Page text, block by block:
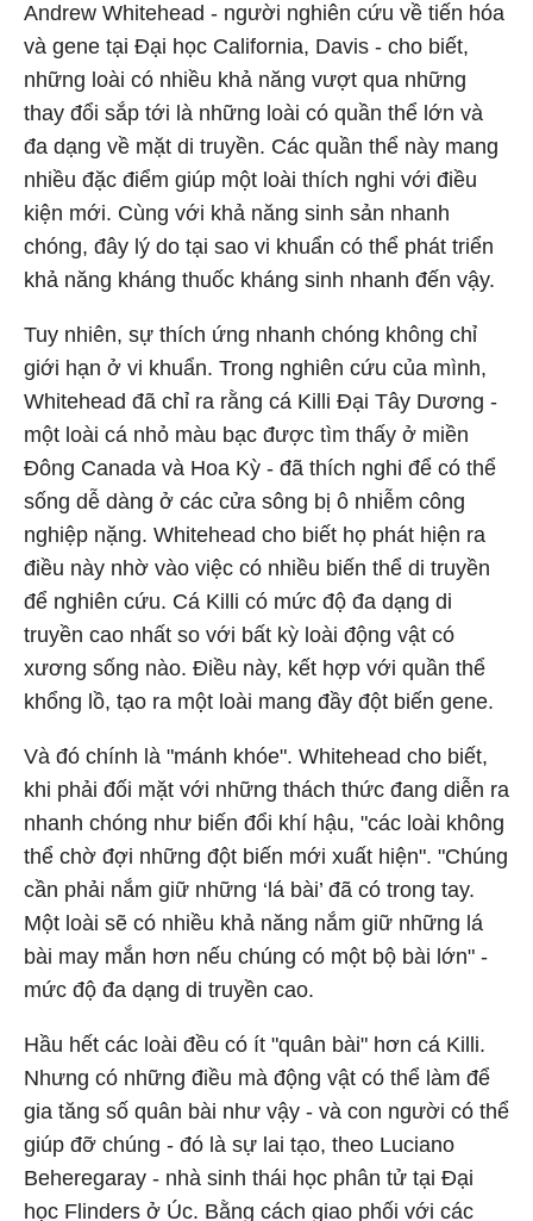
Andrew Whitehead - người nghiên cứu về tiến hóa
và gene tại Đại học California, Davis - cho biết,
những loài có nhiều khả năng vượt qua những
thay đổi sắp tới là những loài có quần thể lớn và
đa dạng về mặt di truyền. Các quần thể này mang
nhiều đặc điểm giúp một loài thích nghi với điều
kiện mới. Cùng với khả năng sinh sản nhanh
chóng, đây lý do tại sao vi khuẩn có thể phát triển
khả năng kháng thuốc kháng sinh nhanh đến vậy.
Tuy nhiên, sự thích ứng nhanh chóng không chỉ
giới hạn ở vi khuẩn. Trong nghiên cứu của mình,
Whitehead đã chỉ ra rằng cá Killi Đại Tây Dương -
một loài cá nhỏ màu bạc được tìm thấy ở miền
Đông Canada và Hoa Kỳ - đã thích nghi để có thể
sống dễ dàng ở các cửa sông bị ô nhiễm công
nghiệp nặng. Whitehead cho biết họ phát hiện ra
điều này nhờ vào việc có nhiều biến thể di truyền
để nghiên cứu. Cá Killi có mức độ đa dạng di
truyền cao nhất so với bất kỳ loài động vật có
xương sống nào. Điều này, kết hợp với quần thể
khổng lồ, tạo ra một loài mang đầy đột biến gene.
Và đó chính là "mánh khóe". Whitehead cho biết,
khi phải đối mặt với những thách thức đang diễn ra
nhanh chóng như biến đổi khí hậu, "các loài không
thể chờ đợi những đột biến mới xuất hiện". "Chúng
cần phải nắm giữ những ‘lá bài’ đã có trong tay.
Một loài sẽ có nhiều khả năng nắm giữ những lá
bài may mắn hơn nếu chúng có một bộ bài lớn" -
mức độ đa dạng di truyền cao.
Hầu hết các loài đều có ít "quân bài" hơn cá Killi.
Nhưng có những điều mà động vật có thể làm để
gia tăng số quân bài như vậy - và con người có thể
giúp đỡ chúng - đó là sự lai tạo, theo Luciano
Beheregaray - nhà sinh thái học phân tử tại Đại
học Flinders ở Úc. Bằng cách giao phối với các